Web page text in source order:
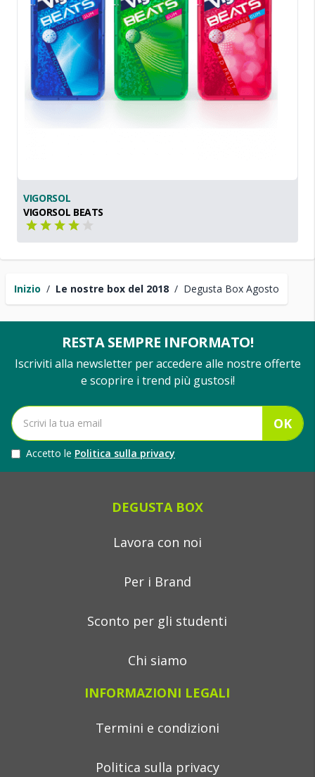
Inizio / Le nostre box del 2018 / Degusta Box Agosto
VIGORSOL
VIGORSOL BEATS
RESTA SEMPRE INFORMATO!
Iscriviti alla newsletter per accedere alle nostre offerte
e scoprire i trend più gustosi!
OK
Accetto le Politica sulla privacy
DEGUSTA BOX
Lavora con noi
Per i Brand
Sconto per gli studenti
Chi siamo
INFORMAZIONI LEGALI
Termini e condizioni
Politica sulla privacy